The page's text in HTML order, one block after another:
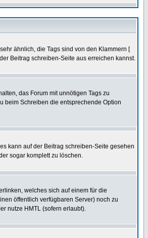
ähnlich, die Tags sind von den Klammern [
Beitrag schreiben-Seite aus erreichen kannst.
das Forum mit unnötigen Tags zu
beim Schreiben die entsprechende Option
kann auf der Beitrag schreiben-Seite gesehen
sogar komplett zu löschen.
welches sich auf einem für die
öffentlich verfügbaren Server) noch zu
nutze HMTL (sofern erlaubt).